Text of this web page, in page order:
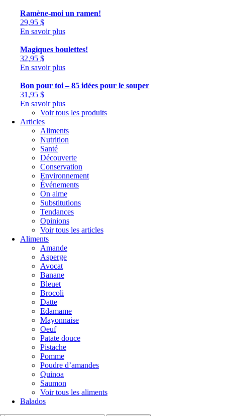
Ramène-moi un ramen!
29,95 $
En savoir plus
Magiques boulettes!
32,95 $
En savoir plus
Bon pour toi – 85 idées pour le souper
31,95 $
En savoir plus
Voir tous les produits
Articles
Aliments
Nutrition
Santé
Découverte
Conservation
Environnement
Événements
On aime
Substitutions
Tendances
Opinions
Voir tous les articles
Aliments
Amande
Asperge
Avocat
Banane
Bleuet
Brocoli
Datte
Edamame
Mayonnaise
Oeuf
Patate douce
Pistache
Pomme
Poudre d’amandes
Quinoa
Saumon
Voir tous les aliments
Balados